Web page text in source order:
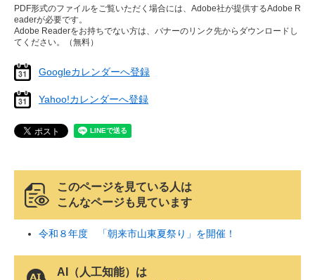
PDF形式のファイルをご覧いただく場合には、Adobe社が提供するAdobe R
eaderが必要です。
Adobe Readerをお持ちでない方は、バナーのリンク先からダウンロードし
てください。（無料）
Googleカレンダーへ登録
Yahoo!カレンダーへ登録
このページを見ている人は
こんなページも見ています
令和８年度 「朝来市山東夏祭り」を開催！
AI（人工知能）は